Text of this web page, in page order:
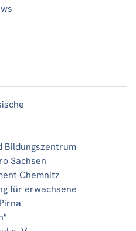
Bildungszentrum
Sachsen
Chemnitz
für erwachsene